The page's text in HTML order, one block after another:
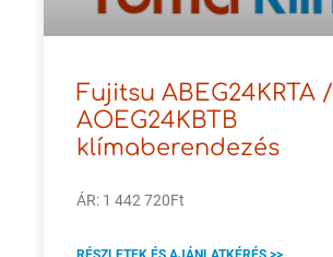
Fujitsu ABEG24KRTA /
AOEG24KBTB
klímaberendezés
ÁR: 1 442 720Ft